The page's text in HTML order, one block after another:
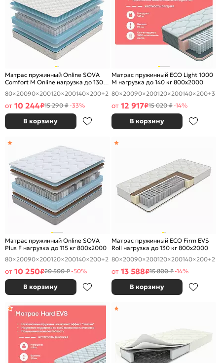
Матрас пружинный Online SOVA
Comfort M Online нагрузка до 130
кг 800x2000
80×20090×200120×200140×200+2
от 10 244₽15 290 ₽-33%
В корзину
Матрас пружинный ECO Light 1000
M нагрузка до 140 кг 800x2000
80×20090×200120×200140×200+3
от 12 917₽15 020 ₽-14%
В корзину
Матрас пружинный Online SOVA
Plus F нагрузка до 115 кг 800x2000
80×20090×200120×200140×200+2
от 10 250₽20 500 ₽-50%
В корзину
Матрас пружинный ECO Firm EVS
Roll нагрузка до 130 кг 800x2000
80×20090×200120×200140×200+2
от 13 588₽15 800 ₽-14%
В корзину